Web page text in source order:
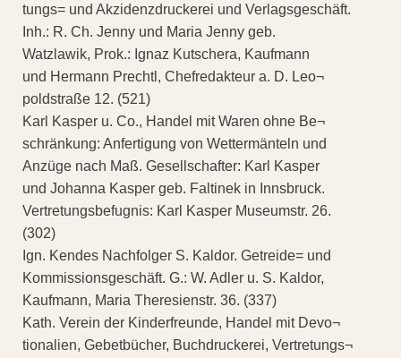
tungs= und Akzidenzdruckerei und Verlagsgeschäft.
Inh.: R. Ch. Jenny und Maria Jenny geb.
Watzlawik, Prok.: Ignaz Kutschera, Kaufmann
und Hermann Prechtl, Chefredakteur a. D. Leo¬
poldstraße 12. (521)
Karl Kasper u. Co., Handel mit Waren ohne Be¬
schränkung: Anfertigung von Wettermänteln und
Anzüge nach Maß. Gesellschafter: Karl Kasper
und Johanna Kasper geb. Faltinek in Innsbruck.
Vertretungsbefugnis: Karl Kasper Museumstr. 26.
(302)
Ign. Kendes Nachfolger S. Kaldor. Getreide= und
Kommissionsgeschäft. G.: W. Adler u. S. Kaldor,
Kaufmann, Maria Theresienstr. 36. (337)
Kath. Verein der Kinderfreunde, Handel mit Devo¬
tionalien, Gebetbücher, Buchdruckerei, Vertretungs¬